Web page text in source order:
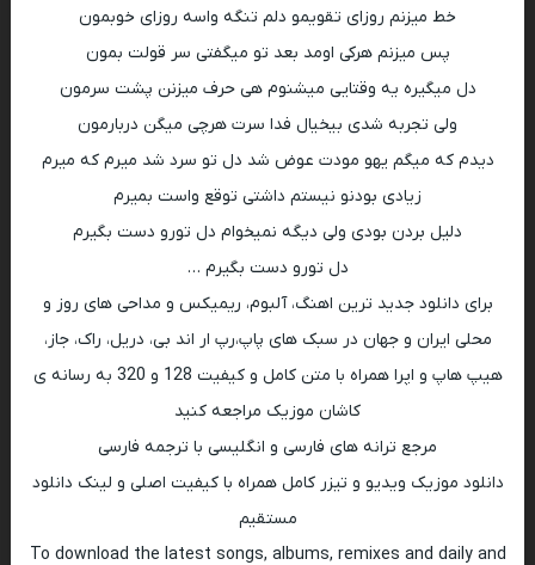
خط میزنم روزای تقویمو دلم تنگه واسه روزای خوبمون
پس میزنم هرکی اومد بعد تو میگفتی سر قولت بمون
دل میگیره یه وقتایی میشنوم هی حرف میزنن پشت سرمون
ولی تجربه شدی بیخیال فدا سرت هرچی میگن دربارمون
دیدم که میگم یهو مودت عوض شد دل تو سرد شد میرم که میرم
زیادی بودنو نیستم داشتی توقع واست بمیرم
دلیل بردن بودی ولی دیگه نمیخوام دل تورو دست بگیرم
دل تورو دست بگیرم …
برای دانلود جدید ترین اهنگ، آلبوم، ریمیکس و مداحی های روز و
محلی ایران و جهان در سبک های پاپ،رپ ار اند بی، دریل، راک، جاز،
هیپ هاپ و اپرا همراه با متن کامل و کیفیت 128 و 320 به رسانه ی
کاشان موزیک مراجعه کنید
مرجع ترانه های فارسی و انگلیسی با ترجمه فارسی
دانلود موزیک ویدیو و تیزر کامل همراه با کیفیت اصلی و لینک دانلود
مستقیم
To download the latest songs, albums, remixes and daily and